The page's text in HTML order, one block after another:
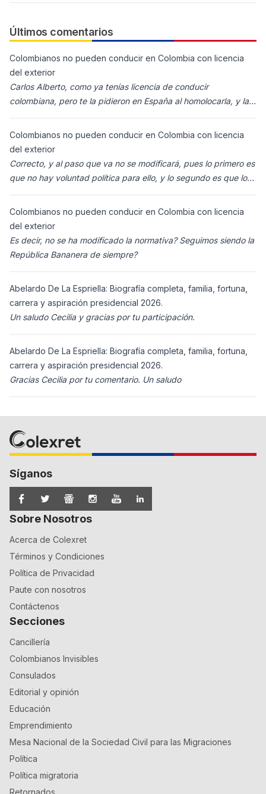
Últimos comentarios
Colombianos no pueden conducir en Colombia con licencia
del exterior
Carlos Alberto, como ya tenías licencia de conducir
colombiana, pero te la pidieron en España al homolocarla, y la
Colombianos no pueden conducir en Colombia con licencia
del exterior
Correcto, y al paso que va no se modificará, pues lo primero es
que no hay voluntad política para ello, y lo segundo es que los
Colombianos no pueden conducir en Colombia con licencia
del exterior
Es decir, no se ha modificado la normativa? Seguimos siendo la
República Bananera de siempre?
Abelardo De La Espriella: Biografía completa, familia, fortuna,
carrera y aspiración presidencial 2026.
Un saludo Cecilia y gracias por tu participación.
Abelardo De La Espriella: Biografía completa, familia, fortuna,
carrera y aspiración presidencial 2026.
Gracias Cecilia por tu comentario. Un saludo
Síganos
Sobre Nosotros
Acerca de Colexret
Términos y Condiciones
Política de Privacidad
Paute con nosotros
Contáctenos
Secciones
Cancillería
Colombianos Invisibles
Consulados
Editorial y opinión
Educación
Emprendimiento
Mesa Nacional de la Sociedad Civil para las Migraciones
Política
Política migratoria
Retornados